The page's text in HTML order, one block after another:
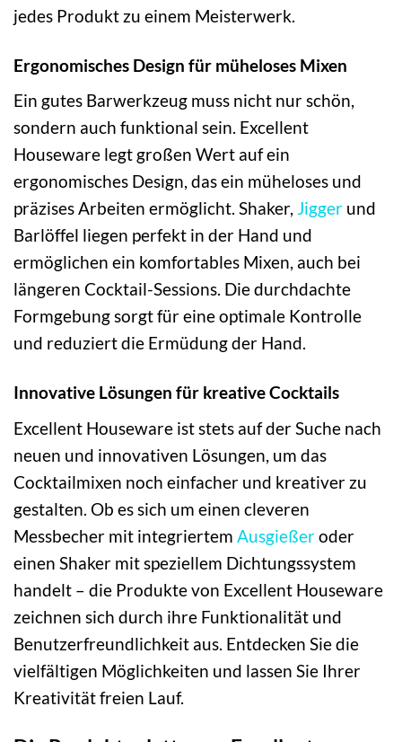
jedes Produkt zu einem Meisterwerk.
Ergonomisches Design für müheloses Mixen
Ein gutes Barwerkzeug muss nicht nur schön,
sondern auch funktional sein. Excellent
Houseware legt großen Wert auf ein
ergonomisches Design, das ein müheloses und
präzises Arbeiten ermöglicht. Shaker, Jigger und
Barlöffel liegen perfekt in der Hand und
ermöglichen ein komfortables Mixen, auch bei
längeren Cocktail-Sessions. Die durchdachte
Formgebung sorgt für eine optimale Kontrolle
und reduziert die Ermüdung der Hand.
Innovative Lösungen für kreative Cocktails
Excellent Houseware ist stets auf der Suche nach
neuen und innovativen Lösungen, um das
Cocktailmixen noch einfacher und kreativer zu
gestalten. Ob es sich um einen cleveren
Messbecher mit integriertem Ausgießeroder
einen Shaker mit speziellem Dichtungssystem
handelt – die Produkte von Excellent Houseware
zeichnen sich durch ihre Funktionalität und
Benutzerfreundlichkeit aus. Entdecken Sie die
vielfältigen Möglichkeiten und lassen Sie Ihrer
Kreativität freien Lauf.